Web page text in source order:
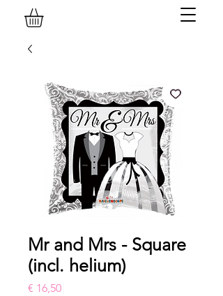
Mr and Mrs - Square
(incl. helium)
€ 16,50Prijs